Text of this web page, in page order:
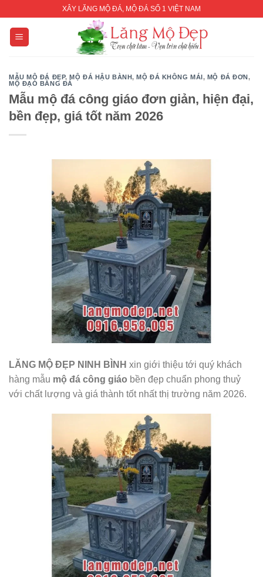
content
XÂY LĂNG MỘ ĐÁ, MỘ ĐÁ SỐ 1 VIỆT NAM
MẪU MỘ ĐÁ ĐẸP,MỘ ĐÁ HẬU BÀNH,MỘ ĐÁ KHÔNG MÁI, MỘ ĐÁ ĐƠN,
MỘ ĐẠO BẰNG ĐÁ
Mẫu mộ đá công giáo đơn giản, hiện đại,
bền đẹp, giá tốt năm 2026
LĂNG MỘ ĐẸP NINH BÌNH xin giới thiệu tới quý khách
hàng mẫu mộ đá công giáo bền đẹp chuẩn phong thuỷ
với chất lượng và giá thành tốt nhất thị trường năm 2026.